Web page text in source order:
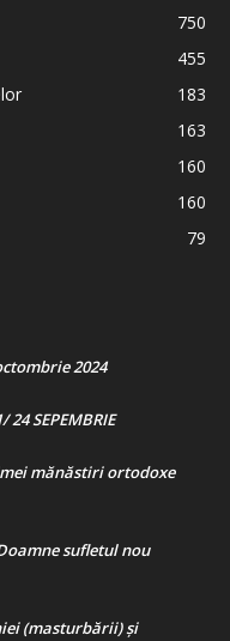
750
455
183
163
160
160
79
2024
24 SEPEMBRIE
mănăstiri ortodoxe
sufletul nou
(masturbării) şi